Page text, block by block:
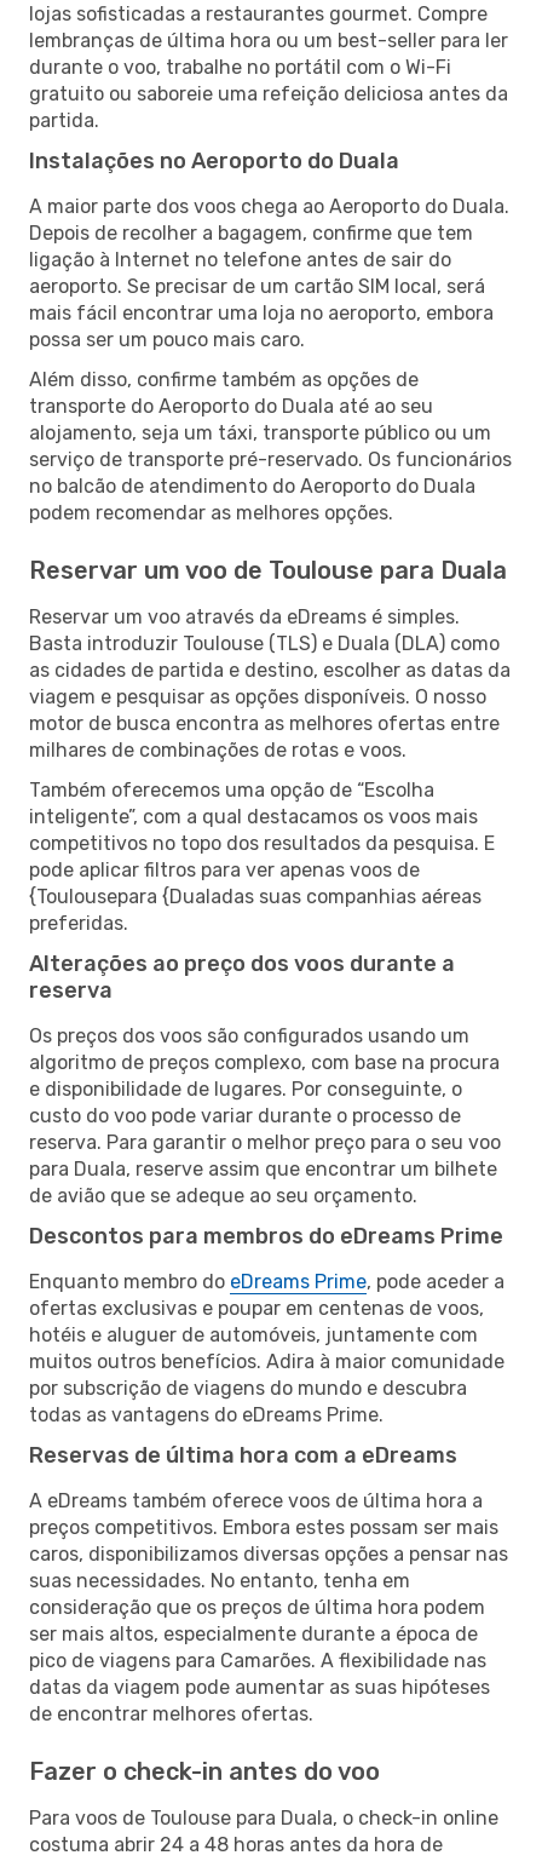
lojas sofisticadas a restaurantes gourmet. Compre
lembranças de última hora ou um best-seller para ler
durante o voo, trabalhe no portátil com o Wi-Fi
gratuito ou saboreie uma refeição deliciosa antes da
partida.
Instalações no Aeroporto do Duala
A maior parte dos voos chega ao Aeroporto do Duala.
Depois de recolher a bagagem, confirme que tem
ligação à Internet no telefone antes de sair do
aeroporto. Se precisar de um cartão SIM local, será
mais fácil encontrar uma loja no aeroporto, embora
possa ser um pouco mais caro.
Além disso, confirme também as opções de
transporte do Aeroporto do Duala até ao seu
alojamento, seja um táxi, transporte público ou um
serviço de transporte pré-reservado. Os funcionários
no balcão de atendimento do Aeroporto do Duala
podem recomendar as melhores opções.
Reservar um voo de Toulouse para Duala
Reservar um voo através da eDreams é simples.
Basta introduzir Toulouse (TLS) e Duala (DLA) como
as cidades de partida e destino, escolher as datas da
viagem e pesquisar as opções disponíveis. O nosso
motor de busca encontra as melhores ofertas entre
milhares de combinações de rotas e voos.
Também oferecemos uma opção de “Escolha
inteligente”, com a qual destacamos os voos mais
competitivos no topo dos resultados da pesquisa. E
pode aplicar filtros para ver apenas voos de
{Toulousepara {Dualadas suas companhias aéreas
preferidas.
Alterações ao preço dos voos durante a
reserva
Os preços dos voos são configurados usando um
algoritmo de preços complexo, com base na procura
e disponibilidade de lugares. Por conseguinte, o
custo do voo pode variar durante o processo de
reserva. Para garantir o melhor preço para o seu voo
para Duala, reserve assim que encontrar um bilhete
de avião que se adeque ao seu orçamento.
Descontos para membros do eDreams Prime
Enquanto membro do eDreams Prime, pode aceder a
ofertas exclusivas e poupar em centenas de voos,
hotéis e aluguer de automóveis, juntamente com
muitos outros benefícios. Adira à maior comunidade
por subscrição de viagens do mundo e descubra
todas as vantagens do eDreams Prime.
Reservas de última hora com a eDreams
A eDreams também oferece voos de última hora a
preços competitivos. Embora estes possam ser mais
caros, disponibilizamos diversas opções a pensar nas
suas necessidades. No entanto, tenha em
consideração que os preços de última hora podem
ser mais altos, especialmente durante a época de
pico de viagens para Camarões. A flexibilidade nas
datas da viagem pode aumentar as suas hipóteses
de encontrar melhores ofertas.
Fazer o check-in antes do voo
Para voos de Toulouse para Duala, o check-in online
costuma abrir 24 a 48 horas antes da hora de